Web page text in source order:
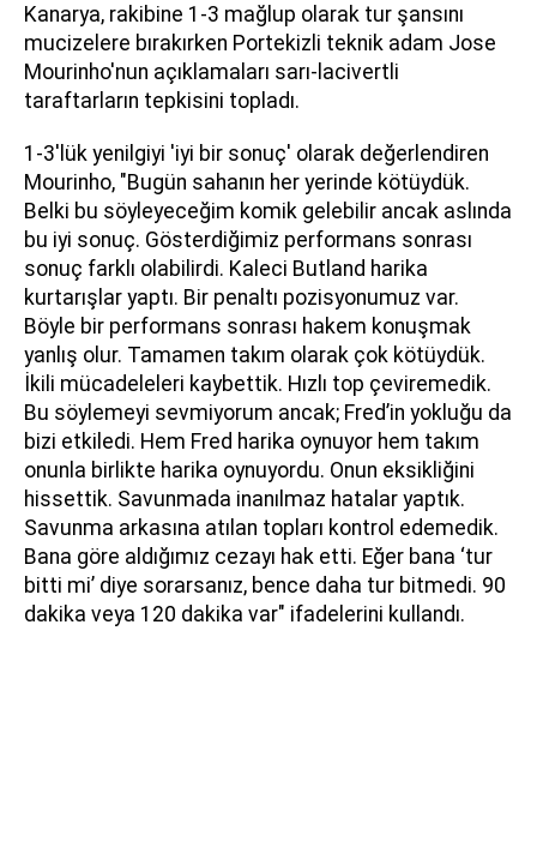
Kanarya, rakibine 1-3 mağlup olarak tur şansını
mucizelere bırakırken Portekizli teknik adam Jose
Mourinho'nun açıklamaları sarı-lacivertli
taraftarların tepkisini topladı.
1-3'lük yenilgiyi 'iyi bir sonuç' olarak değerlendiren
Mourinho, "Bugün sahanın her yerinde kötüydük.
Belki bu söyleyeceğim komik gelebilir ancak aslında
bu iyi sonuç. Gösterdiğimiz performans sonrası
sonuç farklı olabilirdi. Kaleci Butland harika
kurtarışlar yaptı. Bir penaltı pozisyonumuz var.
Böyle bir performans sonrası hakem konuşmak
yanlış olur. Tamamen takım olarak çok kötüydük.
İkili mücadeleleri kaybettik. Hızlı top çeviremedik.
Bu söylemeyi sevmiyorum ancak; Fred’in yokluğu da
bizi etkiledi. Hem Fred harika oynuyor hem takım
onunla birlikte harika oynuyordu. Onun eksikliğini
hissettik. Savunmada inanılmaz hatalar yaptık.
Savunma arkasına atılan topları kontrol edemedik.
Bana göre aldığımız cezayı hak etti. Eğer bana ‘tur
bitti mi’ diye sorarsanız, bence daha tur bitmedi. 90
dakika veya 120 dakika var" ifadelerini kullandı.